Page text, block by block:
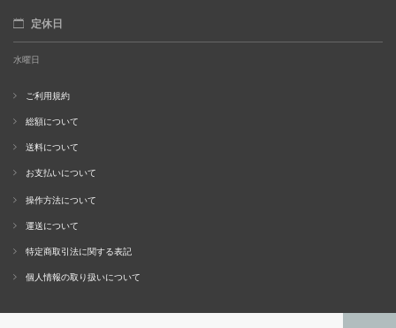
定休日
水曜日
ご利用規約
総額について
送料について
お支払いについて
操作方法について
運送について
特定商取引法に関する表記
個人情報の取り扱いについて